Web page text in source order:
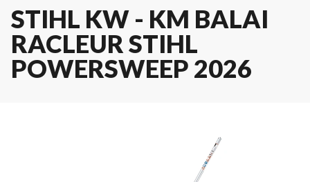
STIHL KW - KM BALAI
RACLEUR STIHL
POWERSWEEP 2026